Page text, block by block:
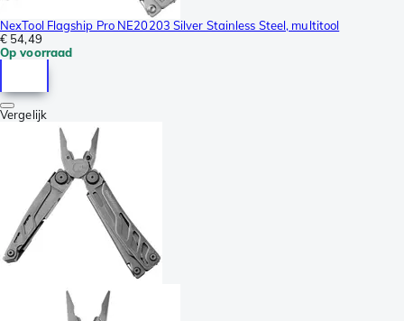
NexTool Flagship Pro NE20203 Silver Stainless Steel, multitool
€ 54,49
Op voorraad
Vergelijk